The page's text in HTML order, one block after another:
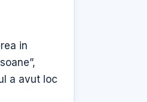
in
a avut loc